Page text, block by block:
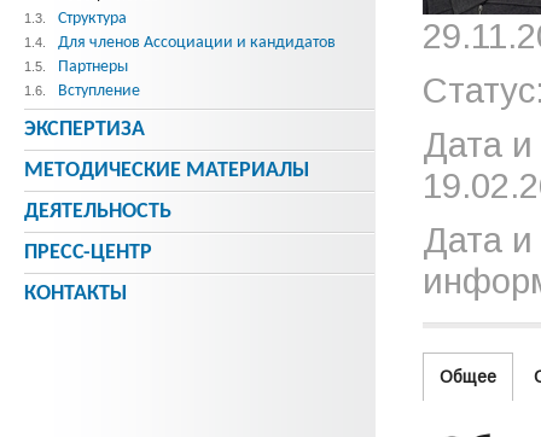
Дата
Дата и
Общее
1.3. Структура
1.4. Для членов Ассоциации и кандидатов
1.5. Партнеры
1.6. Вступление
ЭКСПЕРТИЗА
МЕТОДИЧЕСКИE МАТЕРИАЛЫ
ДЕЯТЕЛЬНОСТЬ
ПРЕСС-ЦЕНТР
КОНТАКТЫ